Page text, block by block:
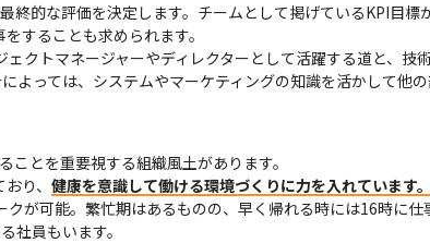
的な評価を決定します。チームとして掲げているKPI目標
することも求められます。
クトマネージャーやディレクターとして活躍する道と、技
っては、システムやマーケティングの知識を活かして他の
とを重要視する組織風土があります。
り、 健康を意識して働ける環境づくりに力を入れています。
が可能。繁忙期はあるものの、早く帰れる時には16時に
社員もいます。